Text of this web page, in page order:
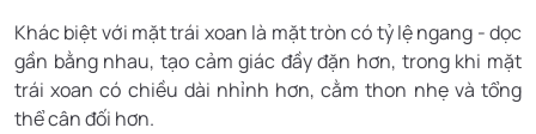
Khác biệt với mặt trái xoan là mặt tròn có tỷ lệ ngang - dọc
gần bằng nhau, tạo cảm giác đầy đặn hơn, trong khi mặt
trái xoan có chiều dài nhỉnh hơn, cằm thon nhẹ và tổng
thể cân đối hơn.